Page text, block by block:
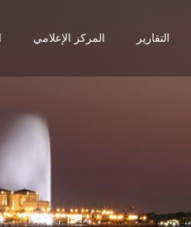
التقارير المركز الإعلامي